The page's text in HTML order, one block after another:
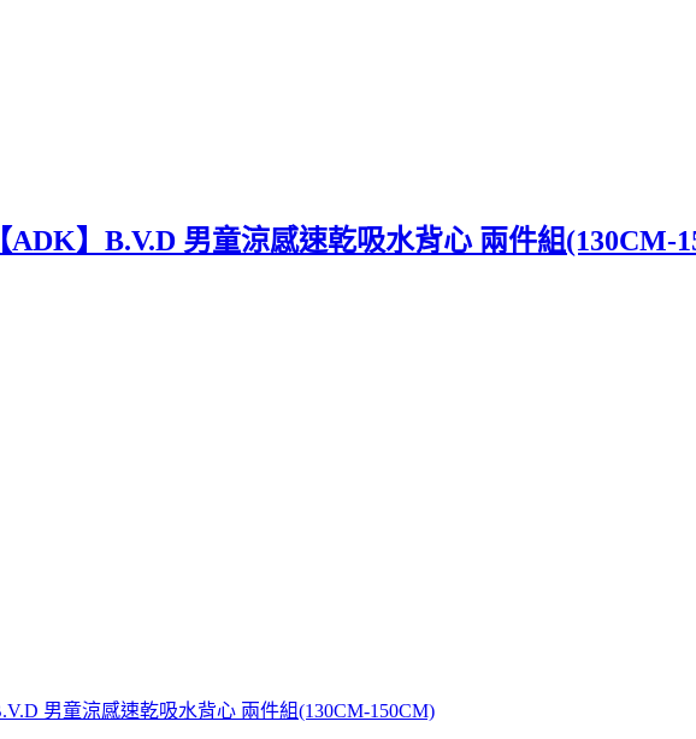
】B.V.D 男童涼感速乾吸水背心 兩件組(130CM-
男童涼感速乾吸水背心 兩件組(130CM-150CM)